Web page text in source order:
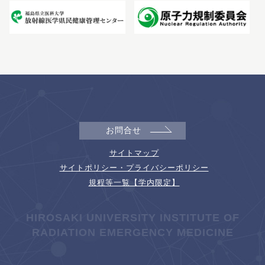
お問合せ
サイトマップ
サイトポリシー・プライバシーポリシー
規程等一覧【学内限定】
HIROSAKI UNIVERSITY INSTITUTE OF
RADIATION EMERGENCY MEDICINE